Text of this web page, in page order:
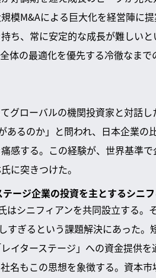
模M&Aによる巨大化を経営陣に
ち、常に安定的な成長が難しい
体の最適化を優先する冷徹なまで
グローバルの機関投資家と対話
あるのか」と問われ、日本企業の
感する。この経験が、世界基準
に突きつけた。
ージ企業の投資を主とするシニ
はシニフィアンを共同設立する
すぎるという課題解決にあった
イターステージ」への資金提供
名もこの思想を象徴する。資本